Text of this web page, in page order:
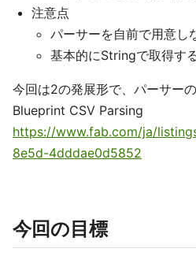
注意点
パーサーを自前で用意し
基本的にStringで取得す
今回は2の発展形で、パーサー
Blueprint CSV Parsing
https://www.fab.com/ja/
8e5d-4dddae0d5852
今回の目標